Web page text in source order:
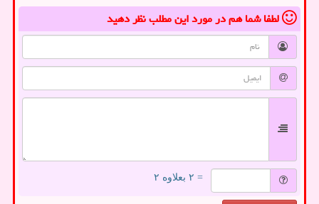
لطفا شما همدر مورد این مطلبنظر دهید
= ۲ بعلاوه ۲